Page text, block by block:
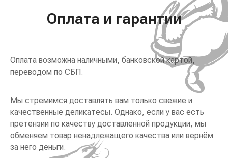
Оплата и гарантии
Оплата возможна наличными, банковской картой,
переводом по СБП.
Мы стремимся доставлять вам только свежие и
качественные деликатесы. Однако, если у вас есть
претензии по качеству доставленной продукции, мы
обменяем товар ненадлежащего качества или вернём
за него деньги.